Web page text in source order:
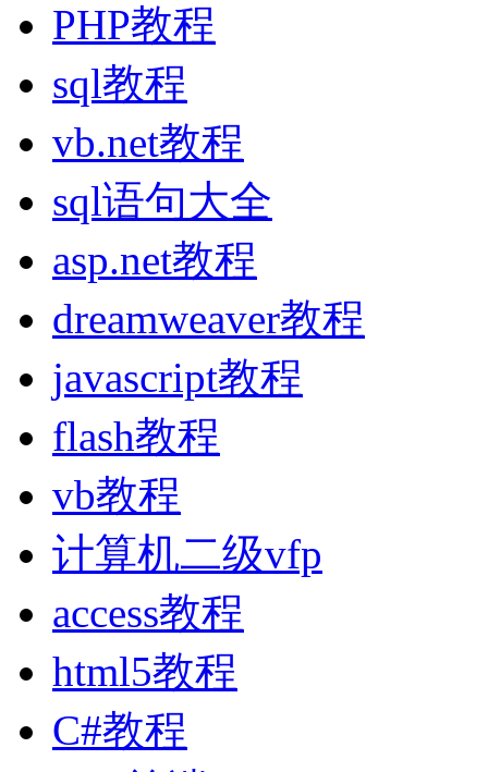
PHP教程
sql教程
vb.net教程
sql语句大全
asp.net教程
dreamweaver教程
javascript教程
flash教程
vb教程
计算机二级vfp
access教程
html5教程
C#教程